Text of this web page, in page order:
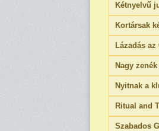
Kétnyelvű
Kortársak
Lázadás
Nagy
Nyitnak a
Ritual and
Szabados